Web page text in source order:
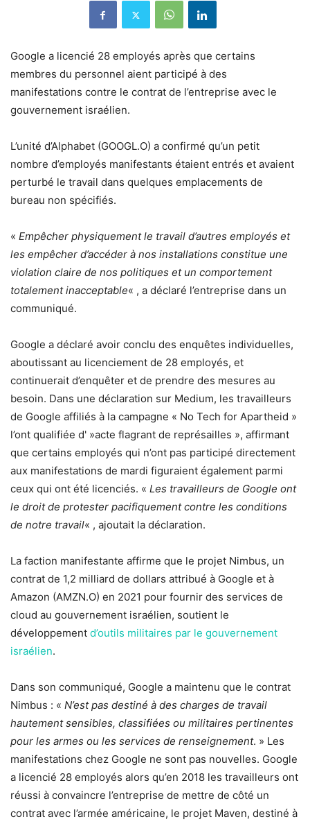
Google a licencié 28 employés après que certains
membres du personnel aient participé à des
manifestations contre le contrat de l’entreprise avec le
gouvernement israélien.
L’unité d’Alphabet (GOOGL.O) a confirmé qu’un petit
nombre d’employés manifestants étaient entrés et avaient
perturbé le travail dans quelques emplacements de
bureau non spécifiés.
« Empêcher physiquement le travail d’autres employés et
les empêcher d’accéder à nos installations constitue une
violation claire de nos politiques et un comportement
totalement inacceptable« , a déclaré l’entreprise dans un
communiqué.
Google a déclaré avoir conclu des enquêtes individuelles,
aboutissant au licenciement de 28 employés, et
continuerait d’enquêter et de prendre des mesures au
besoin. Dans une déclaration sur Medium, les travailleurs
de Google affiliés à la campagne « No Tech for Apartheid »
l’ont qualifiée d' »acte flagrant de représailles », affirmant
que certains employés qui n’ont pas participé directement
aux manifestations de mardi figuraient également parmi
ceux qui ont été licenciés. « Les travailleurs de Google ont
le droit de protester pacifiquement contre les conditions
de notre travail« , ajoutait la déclaration.
La faction manifestante affirme que le projet Nimbus, un
contrat de 1,2 milliard de dollars attribué à Google et à
Amazon (AMZN.O) en 2021 pour fournir des services de
cloud au gouvernement israélien, soutient le
développement d’outils militaires par le gouvernement
israélien.
Dans son communiqué, Google a maintenu que le contrat
Nimbus : « N’est pas destiné à des charges de travail
hautement sensibles, classifiées ou militaires pertinentes
pour les armes ou les services de renseignement. » Les
manifestations chez Google ne sont pas nouvelles. Google
a licencié 28 employés alors qu’en 2018 les travailleurs ont
réussi à convaincre l’entreprise de mettre de côté un
contrat avec l’armée américaine, le projet Maven, destiné à